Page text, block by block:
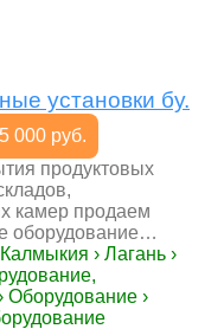
установки бу.
5 000 руб.
продуктовых
камер продаем
оборудование…
› Лагань ›
Оборудование ›